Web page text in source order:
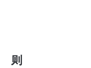
则